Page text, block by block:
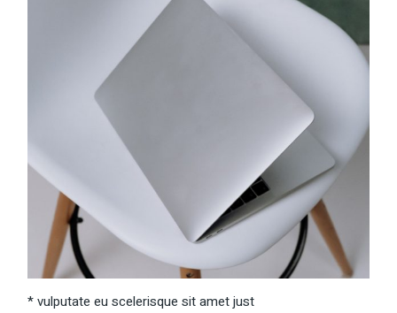
* vulputate eu scelerisque sit amet just